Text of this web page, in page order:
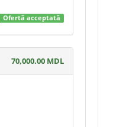
Ofertă acceptată
70,000.00 MDL